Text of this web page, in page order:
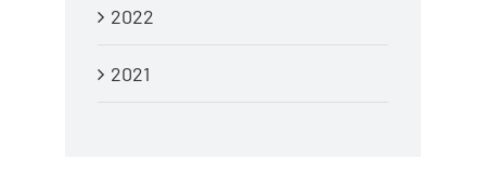
2022
2021